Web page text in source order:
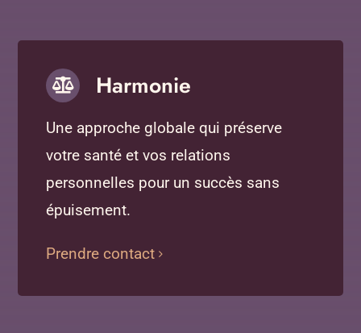
Harmonie
Une approche globale qui préserve
votre santé et vos relations
personnelles pour un succès sans
épuisement.
Prendre contact